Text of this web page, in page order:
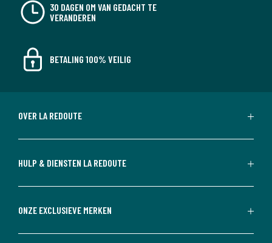
30 DAGEN OM VAN GEDACHT TE
VERANDEREN
BETALING 100% VEILIG
OVER LA REDOUTE
HULP & DIENSTEN LA REDOUTE
ONZE EXCLUSIEVE MERKEN